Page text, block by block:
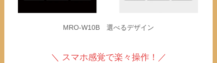
MRO-W10B 選べるデザイン
＼ スマホ感覚で楽々操作！／